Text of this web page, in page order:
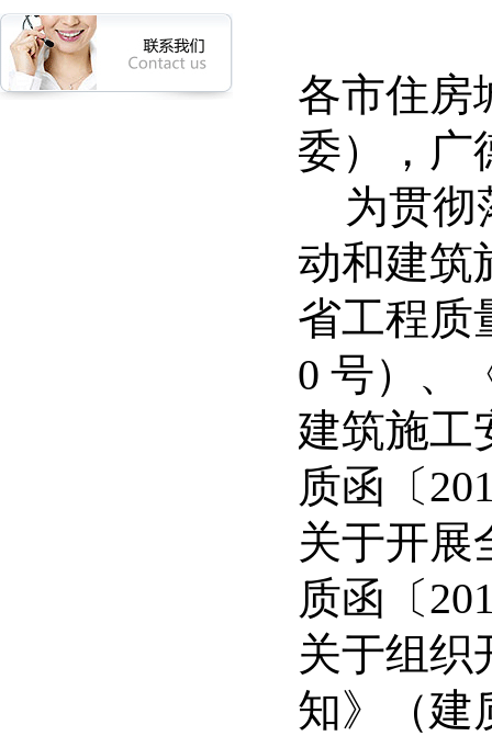
关于全省建筑施工安全质量和工程质量安全提升行动督查情
各市住房
委），广
为贯彻
动和建筑
省工程质
0 号）、
建筑施工
质函〔
关于开展
质函〔
关于组织
知》（建